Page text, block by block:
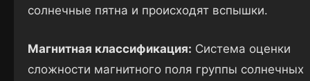
солнечные пятна и происходят вспышки.
Магнитная классификация: Система оценки
сложности магнитного поля группы солнечных